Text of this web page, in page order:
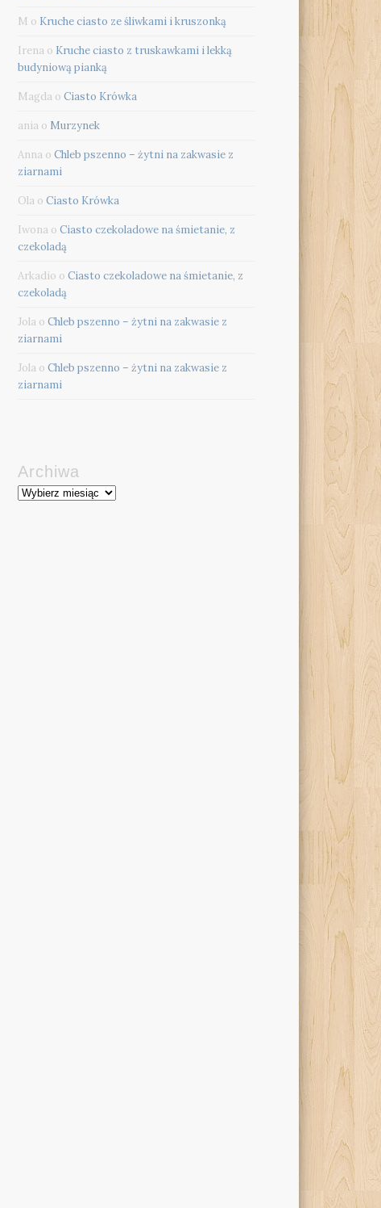
M o Kruche ciasto ze śliwkami i kruszonką
Irena o Kruche ciasto z truskawkami i lekką
budyniową pianką
Magda oCiasto Krówka
ania o Murzynek
Anna oChleb pszenno – żytni na zakwasie z
ziarnami
Ola oCiasto Krówka
Iwona oCiasto czekoladowe na śmietanie, z
czekoladą
Arkadio oCiasto czekoladowe na śmietanie, z
czekoladą
Jola oChleb pszenno – żytni na zakwasie z
ziarnami
Jola oChleb pszenno – żytni na zakwasie z
ziarnami
Archiwa